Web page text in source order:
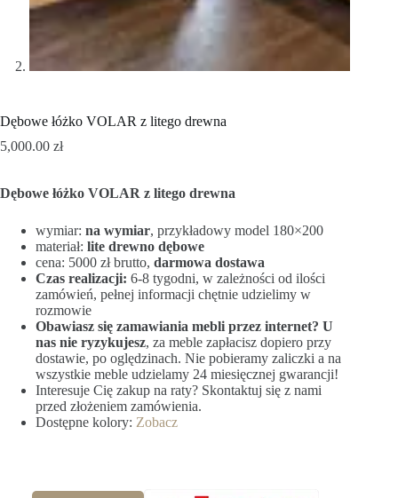
Dębowe łóżko VOLAR z litego drewna
5,000.00 zł
Dębowe łóżko VOLAR z litego drewna
wymiar: na wymiar, przykładowy model 180×200
materiał: lite drewno dębowe
cena: 5000 zł brutto, darmowa dostawa
Czas realizacji: 6-8 tygodni, w zależności od ilości
zamówień, pełnej informacji chętnie udzielimy w
rozmowie
Obawiasz się zamawiania mebli przez internet? U
nas nie ryzykujesz, za meble zapłacisz dopiero przy
dostawie, po oględzinach. Nie pobieramy zaliczki a na
wszystkie meble udzielamy 24 miesięcznej gwarancji!
Interesuje Cię zakup na raty? Skontaktuj się z nami
przed złożeniem zamówienia.
Dostępne kolory: Zobacz